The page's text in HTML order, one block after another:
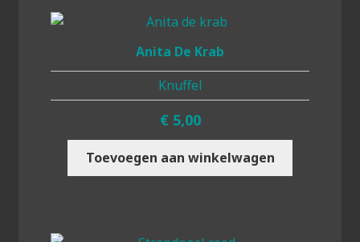
Anita De Krab
Knuffel
€ 5,00
Toevoegen aan winkelwagen